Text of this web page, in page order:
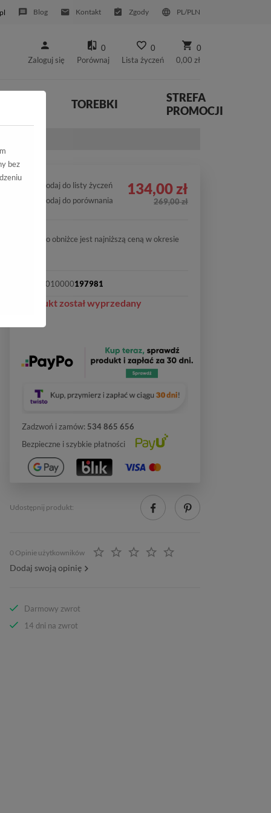
Blog Kontakt Zgody PL/PLN
Zaloguj się
0
Porównaj
0
Lista życzeń
0
0,00 zł
TOREBKI
STREFA
PROMOCJI
Dodaj do listy życzeń
Dodaj do porównania
134,00 zł
269,00 zł
Cena po obniżce jest najniższą ceną w okresie
2010000197981
Produkt został wyprzedany
Zadzwoń i zamów: 534 865 656
Bezpieczne i szybkie płatności
Udostępnij produkt:
0 Opinie użytkowników
Dodaj swoją opinię
Darmowy zwrot
14 dni na zwrot
bez